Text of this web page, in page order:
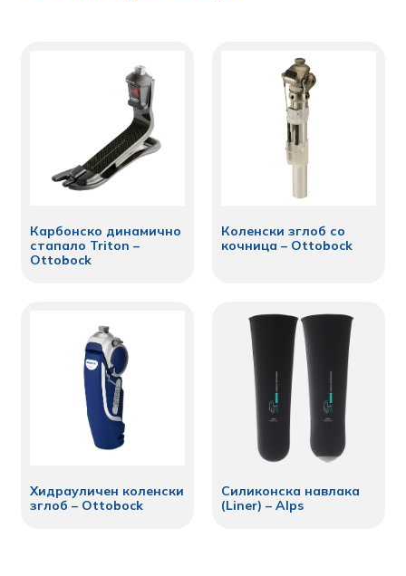
Карбонско динамично
стапало Triton –
Ottobock
Коленски зглоб со
кочница – Ottobock
Хидрауличен коленски
зглоб – Ottobock
Силиконска навлака
(Liner) – Alps